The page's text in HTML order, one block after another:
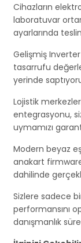
Cihazların
laboratuvar
ayarlarında
Gelişmiş
tasarrufu
yerinde
Lojistik
entegrasyonu,
uymamızı
Modern beyaz
anakart
dahilinde
Sizlere sadece
performansını
danışmanlık